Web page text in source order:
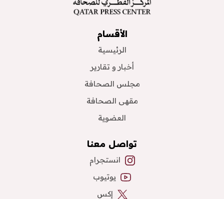
الأقسام
الرئيسية
أخبار و تقارير
مجلس الصحافة
مقهى الصحافة
العضوية
تواصل معنا
انستجرام
يوتيوب
إكس